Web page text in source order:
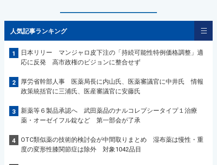
人気記事ランキング
1
日本リリー マンジャロ皮下注の「持続可能性特例価格調整」適
応に反発 高市政権のビジョンに整合せず
2
厚労省幹部人事 医薬局長に内山氏、医薬審議官に中井氏 情報
政策統括官に三浦氏、医産審議官に安藤氏
3
新薬等６製品承認へ 武田薬品のナルコレプシータイプ１治療
薬・オーゼイフル錠など 第一部会が了承
4
OTC類似薬の技術的検討会が中間取りまとめ 湿布薬は慢性・重
度の変形性膝関節症は除外 対象1042品目